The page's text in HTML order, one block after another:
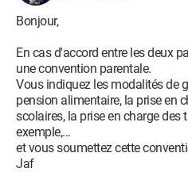
Bonjour,
En cas d'accord entre les deux
une convention parentale.
Vous indiquez les modalités de
pension alimentaire, la prise en
scolaires, la prise en charge des
exemple,...
et vous soumettez cette
Jaf